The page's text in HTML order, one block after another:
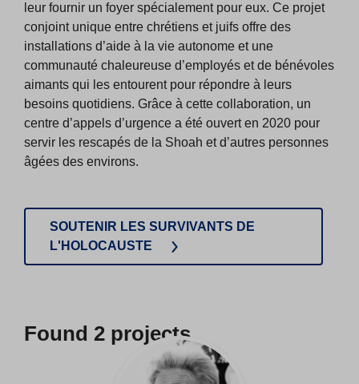
leur fournir un foyer spécialement pour eux. Ce projet
conjoint unique entre chrétiens et juifs offre des
installations d’aide à la vie autonome et une
communauté chaleureuse d’employés et de bénévoles
aimants qui les entourent pour répondre à leurs
besoins quotidiens. Grâce à cette collaboration, un
centre d’appels d’urgence a été ouvert en 2020 pour
servir les rescapés de la Shoah et d’autres personnes
âgées des environs.
SOUTENIR LES SURVIVANTS DE
L'HOLOCAUSTE
Found 2 projects